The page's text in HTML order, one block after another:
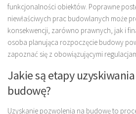
funkcjonalności obiektów. Poprawne
niewłaściwych prac budowlanych może
konsekwencji, zarówno prawnych, jak i
osoba planująca rozpoczęcie budowy
zapoznać się z obowiązującymi
Jakie są etapy
budowę?
Uzyskanie pozwolenia na budowę to